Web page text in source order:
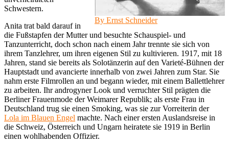
By Ernst Schneider
Schwestern.
Anita trat bald darauf in
die Fußstapfen der Mutter und besuchte Schauspiel- und
Tanzunterricht, doch schon nach einem Jahr trennte sie sich von
ihrem Tanzlehrer, um ihren eigenen Stil zu kultivieren. 1917, mit 18
Jahren, stand sie bereits als Solotänzerin auf den Varieté-Bühnen der
Hauptstadt und avancierte innerhalb von zwei Jahren zum Star. Sie
nahm erste Filmrollen an und begann wieder, mit einem Ballettlehrer
zu arbeiten. Ihr androgyner Look und verruchter Stil prägten die
Berliner Frauenmode der Weimarer Republik; als erste Frau in
Deutschland trug sie einen Smoking, was sie zur Vorreiterin der
Lola im Blauen Engel machte. Nach einer ersten Auslandsreise in
die Schweiz, Österreich und Ungarn heiratete sie 1919 in Berlin
einen wohlhabenden Offizier.